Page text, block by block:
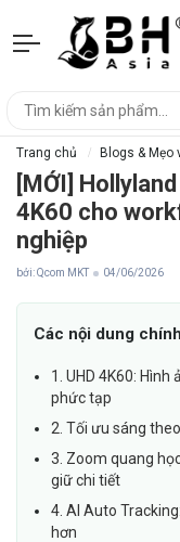
Trang chủ Blogs & Mẹo
[MỚI]
4K60 cho
nghiệp
bởi: Qcom MKT 04/06/2026
Các nội dung chính
1. UHD 4K60:
phức tạp
2. Tối ưu sáng
3. Zoom quang
giữ chi tiết
4. AI Auto
hơn